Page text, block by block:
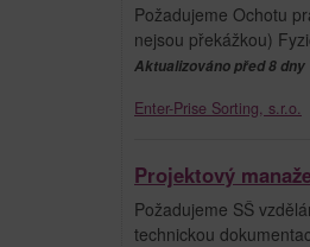
Požadujeme Ochotu
nejsou překážkou)
Aktualizováno před 8 dny
Enter-Prise Sorting, s.r.o.
Projektový
Požadujeme SŠ
technickou